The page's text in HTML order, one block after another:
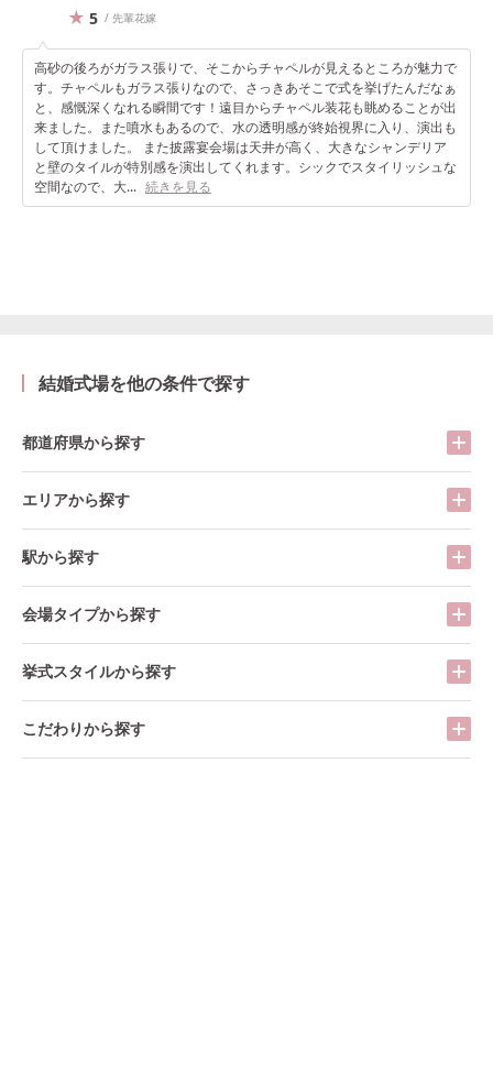
5 / 先輩花嫁
高砂の後ろがガラス張りで、そこからチャペルが見えるところが魅力で
す。チャペルもガラス張りなので、さっきあそこで式を挙げたんだなぁ
と、感慨深くなれる瞬間です！遠目からチャペル装花も眺めることが出
来ました。また噴水もあるので、水の透明感が終始視界に入り、演出も
して頂けました。 また披露宴会場は天井が高く、大きなシャンデリア
と壁のタイルが特別感を演出してくれます。シックでスタイリッシュな
空間なので、大... 続きを見る
結婚式場を他の条件で探す
都道府県から探す
エリアから探す
駅から探す
会場タイプから探す
挙式スタイルから探す
こだわりから探す